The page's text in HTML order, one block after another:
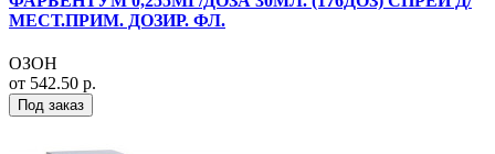
МЕСТ.ПРИМ. ДОЗИР. ФЛ.
ОЗОН
от 542.50 р.
Под заказ